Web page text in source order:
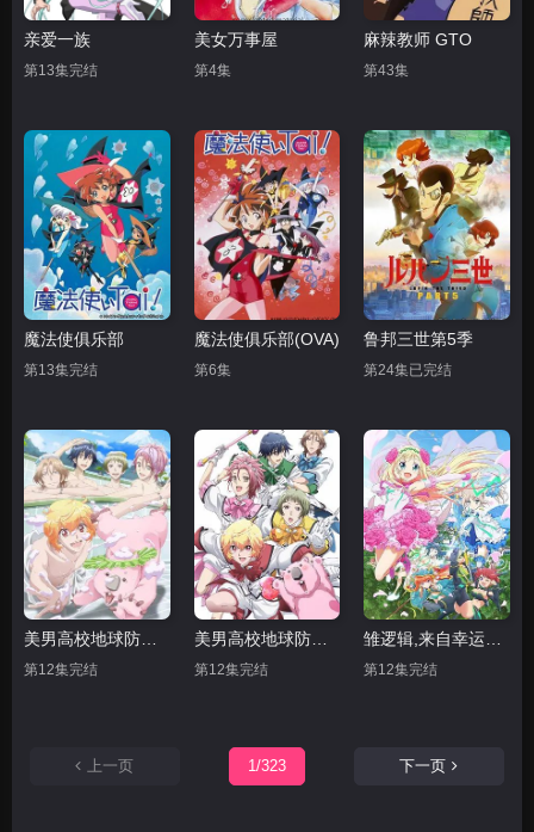
亲爱一族
第13集完结
美女万事屋
第4集
麻辣教师 GTO
第43集
魔法使俱乐部
第13集完结
魔法使俱乐部(OVA)
第6集
鲁邦三世第5季
第24集已完结
美男高校地球防卫部LOVE 第二季
第12集完结
美男高校地球防卫部LOVE
第12集完结
雏逻辑,来自幸运逻辑
第12集完结
上一页 1/323 下一页